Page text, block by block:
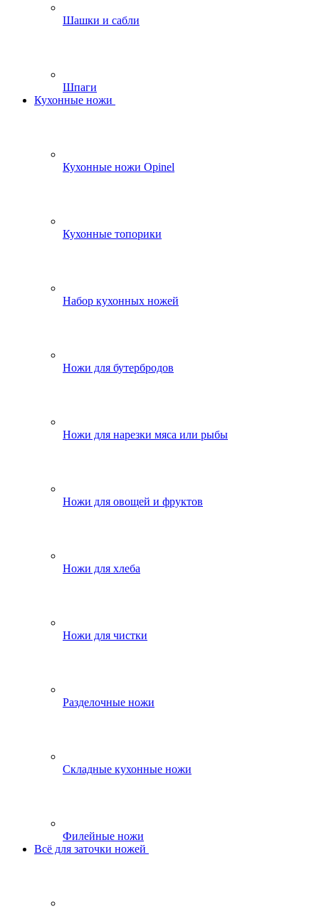
Шашки и сабли
Шпаги
Кухонные ножи
Кухонные ножи Opinel
Кухонные топорики
Набор кухонных ножей
Ножи для бутербродов
Ножи для нарезки мяса или рыбы
Ножи для овощей и фруктов
Ножи для хлеба
Ножи для чистки
Разделочные ножи
Складные кухонные ножи
Филейные ножи
Всё для заточки ножей